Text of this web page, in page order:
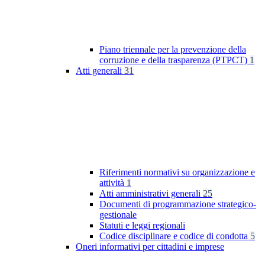
Piano triennale per la prevenzione della
corruzione e della trasparenza (PTPCT) 1
Atti generali 31
Riferimenti normativi su organizzazione e
attività 1
Atti amministrativi generali 25
Documenti di programmazione strategico-
gestionale
Statuti e leggi regionali
Codice disciplinare e codice di condotta 5
Oneri informativi per cittadini e imprese